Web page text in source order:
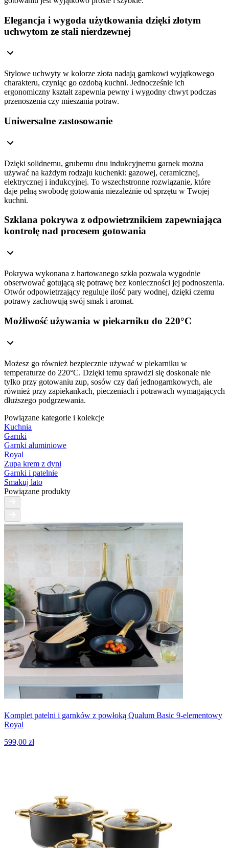
Elegancja i wygoda użytkowania dzięki złotym
uchwytom ze stali nierdzewnej
Stylowe uchwyty w kolorze złota nadają garnkowi wyjątkowego
charakteru, czyniąc go ozdobą kuchni. Jednocześnie ich
ergonomiczny kształt zapewnia pewny i wygodny chwyt podczas
przenoszenia czy mieszania potraw.
Uniwersalne zastosowanie
Dzięki solidnemu, grubemu dnu indukcyjnemu garnek można
używać na każdym rodzaju kuchenki: gazowej, ceramicznej,
elektrycznej i indukcyjnej. To wszechstronne rozwiązanie, które
daje pełną swobodę gotowania niezależnie od sprzętu w Twojej
kuchni.
Szklana pokrywa z odpowietrznikiem zapewniająca
kontrolę nad procesem gotowania
Pokrywa wykonana z hartowanego szkła pozwala wygodnie
obserwować gotującą się potrawę bez konieczności jej podnoszenia.
Otwór odpowietrzający reguluje ilość pary wodnej, dzięki czemu
potrawy zachowują swój smak i aromat.
Możliwość używania w piekarniku do 220°C
Możesz go również bezpiecznie używać w piekarniku w
temperaturze do 220°C. Dzięki temu sprawdzi się doskonale nie
tylko przy gotowaniu zup, sosów czy dań jednogarnkowych, ale
również przy zapiekankach, pieczeniach i potrawach wymagających
dłuższego podgrzewania.
Powiązane kategorie i kolekcje
Kuchnia
Garnki
Garnki aluminiowe
Royal
Zupa krem z dyni
Garnki i patelnie
Smakuj lato
Powiązane produkty
Komplet patelni i garnków z powłoką Qualum Basic 9-elementowy
Royal
599,00 zł